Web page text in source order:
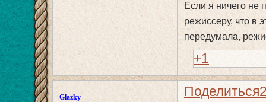
Если я ничего не
режиссеру, что в
передумала,
+1
Поделиться
Glazky